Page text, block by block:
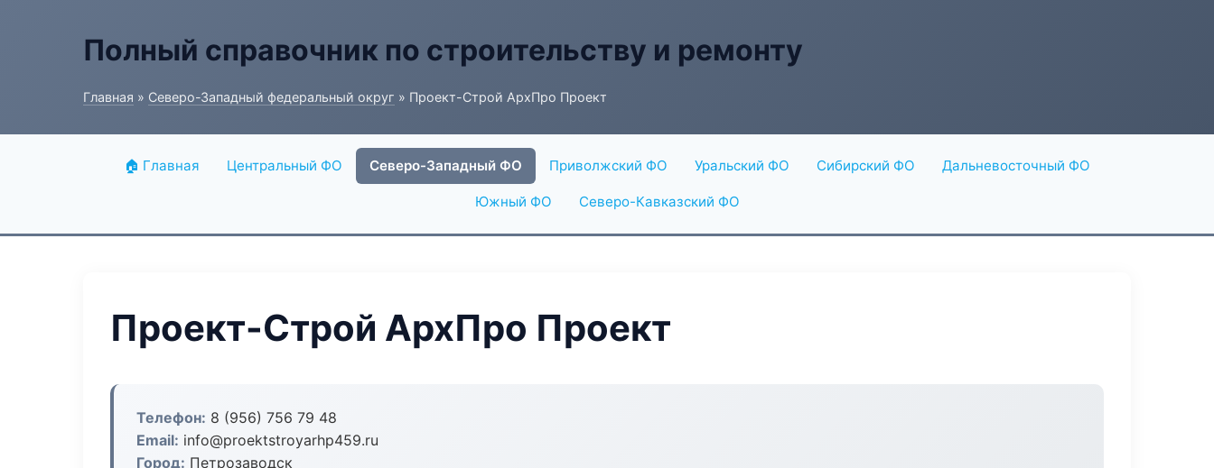
Полный справочник по строительству и ремонту
Главная » Северо-Западный федеральный округ » Проект-Строй АрхПро Проект
🏠 Главная Центральный ФО Северо-Западный ФО Приволжский ФО Уральский ФО Сибирский ФО Дальневосточный ФО
Южный ФО Северо-Кавказский ФО
Проект-Строй АрхПро Проект
Телефон: 8 (956) 756 79 48
Email: info@proektstroyarhp459.ru
Город: Петрозаводск